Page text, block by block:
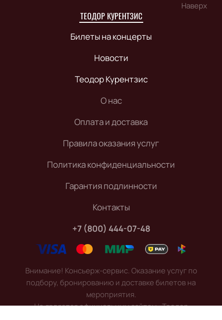
Наверх
ТЕОДОР КУРЕНТЗИС
Билеты на концерты
Новости
Теодор Курентзис
О нас
Оплата и доставка
Правила оказания услуг
Политика конфиденциальности
Гарантия подлинности
Контакты
+7 (800) 444-07-48
Внимание! Консьерж-сервис. Оказание услуг по
подбору, бронированию и доставке билетов на
мероприятия.
Не является официальным сайтом «Теодор